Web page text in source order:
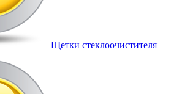
Щетки стеклоочистителя